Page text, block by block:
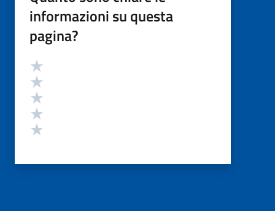
informazioni su questa
pagina?
Valutazione